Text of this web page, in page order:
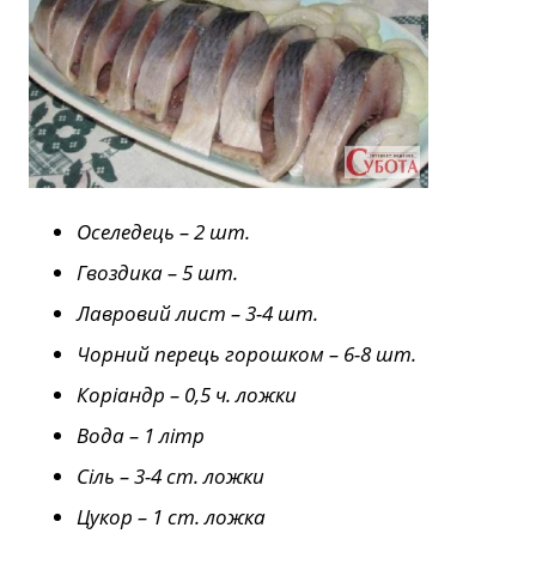
Оселедець – 2 шт.
Гвоздика – 5 шт.
Лавровий лист – 3-4 шт.
Чорний перець горошком – 6-8 шт.
Коріандр – 0,5 ч. ложки
Вода – 1 літр
Сіль – 3-4 ст. ложки
Цукор – 1 ст. ложка